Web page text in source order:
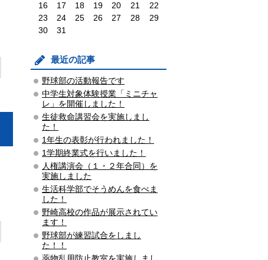
16
17 18 19 20 21
22
23
24 25 26 27 28
29
30
31
最近の記事
野球部の活動報告です
中学生対象体験授業「ミニチャ
レ」を開催しました！
生徒救命講習会を実施しまし
た！
1年生の表彰が行われました！
1学期終業式を行いました！
人権講演会（１・２年合同）を
実施しました
生活科学部でそうめんを食べま
した！
野崎高校の作品が展示されてい
ます！
野球部が練習試合をしまし
た！！